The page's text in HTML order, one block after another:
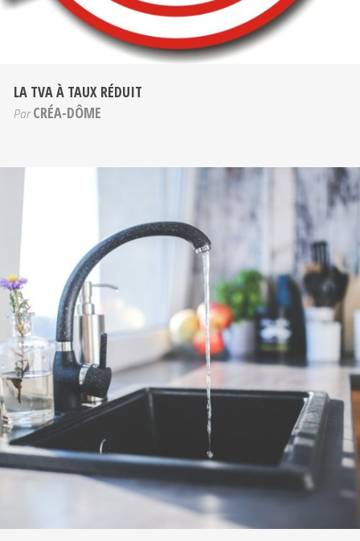
LA TVA À TAUX RÉDUIT
Par CRÉA-DÔME